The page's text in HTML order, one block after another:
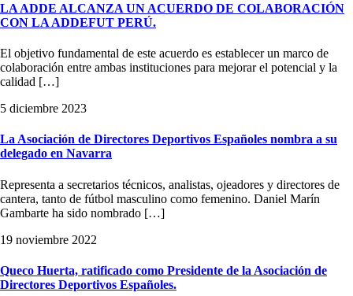
LA ADDE ALCANZA UN ACUERDO DE COLABORACIÓN
CON LA ADDEFUT PERÚ.
El objetivo fundamental de este acuerdo es establecer un marco de
colaboración entre ambas instituciones para mejorar el potencial y la
calidad […]
5 diciembre 2023
La Asociación de Directores Deportivos Españoles nombra a su
delegado en Navarra
Representa a secretarios técnicos, analistas, ojeadores y directores de
cantera, tanto de fútbol masculino como femenino. Daniel Marín
Gambarte ha sido nombrado […]
19 noviembre 2022
Queco Huerta, ratificado como Presidente de la Asociación de
Directores Deportivos Españoles.